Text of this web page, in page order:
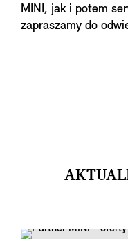
MINI, jak i potem
zapraszamy do